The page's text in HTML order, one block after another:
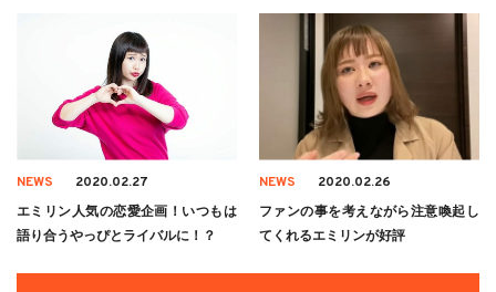
NEWS 2020.02.27
エミリン人気の恋愛企画！いつもは
語り合うやっぴとライバルに！？
NEWS 2020.02.26
ファンの事を考えながら注意喚起し
てくれるエミリンが好評